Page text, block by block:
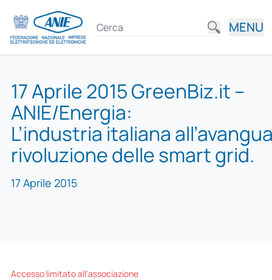
MENU
17 Aprile 2015 GreenBiz.it –
ANIE/Energia:
L’industria italiana
rivoluzione delle smart grid.
17 Aprile 2015
Accesso limitato all'associazione